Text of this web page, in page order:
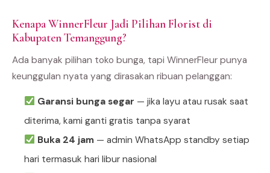
Kenapa WinnerFleur Jadi Pilihan Florist di
Kabupaten Temanggung?
Ada banyak pilihan toko bunga, tapi WinnerFleur punya
keunggulan nyata yang dirasakan ribuan pelanggan:
Garansi bunga segar — jika layu atau rusak saat
diterima, kami ganti gratis tanpa syarat
Buka 24 jam— admin WhatsApp standby setiap
hari termasuk hari libur nasional